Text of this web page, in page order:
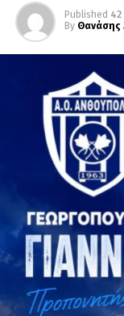
Published 42
By Θανάσης